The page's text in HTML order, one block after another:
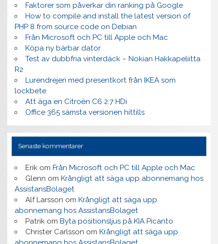
Faktorer som påverkar din ranking på Google
How to compile and install the latest version of
PHP 8 from source code on Debian
Från Microsoft och PC till Apple och Mac
Köpa ny bärbar dator
Test av dubbfria vinterdäck – Nokian Hakkapeliitta
R2
Lurendrejeri med presentkort från IKEA som
lockbete
Att äga en Citroën C6 2.7 HDi
Office 365 sämsta versionen hittills
Senaste kommentarer
Erikom Från Microsoft och PC till Apple och Mac
Glenn om Krångligt att säga upp abonnemang hos
AssistansBolaget
Alf Larsson om Krångligt att säga upp
abonnemang hos AssistansBolaget
Patrikom Byta positionsljus på KIA Picanto
Christer Carlsson om Krångligt att säga upp